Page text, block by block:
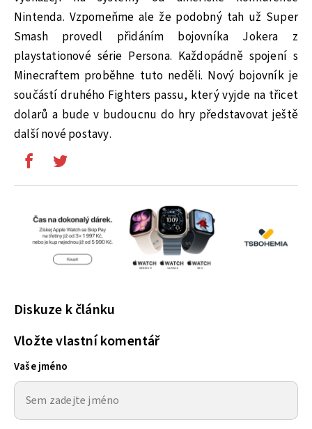
Nintenda. Vzpomeňme ale že podobný tah už Super
Smash provedl přidáním bojovníka Jokera z
playstationové série Persona. Každopádně spojení s
Minecraftem proběhne tuto neděli. Nový bojovník je
součástí druhého Fighters passu, který vyjde na třicet
dolarů a bude v budoucnu do hry představovat ještě
další nové postavy.
Diskuze k článku
Vložte vlastní komentář
Vaše jméno